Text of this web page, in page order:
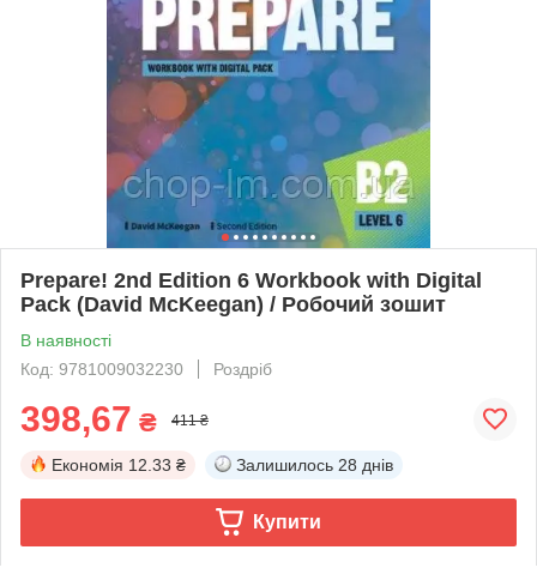
Prepare! 2nd Edition 6 Workbook with Digital
Pack (David McKeegan) / Робочий зошит
В наявності
Код: 9781009032230
Роздріб
398,67 ₴ 411 ₴
Економія 12.33 ₴ Залишилось 28 днів
Купити